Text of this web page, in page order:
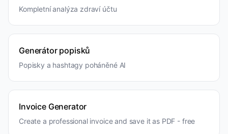
Kompletní analýza zdraví účtu
Generátor popisků
Popisky a hashtagy poháněné AI
Invoice Generator
Create a professional invoice and save it as PDF - free